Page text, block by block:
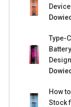
Type-
Design
How
Stock